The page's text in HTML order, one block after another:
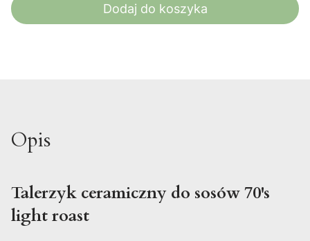
Dodaj do koszyka
Opis
Talerzyk ceramiczny do sosów 70's
light roast